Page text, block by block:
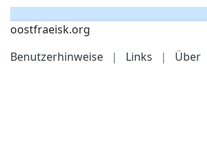
oostfraeisk.org
Benutzerhinweise
| Links | Über